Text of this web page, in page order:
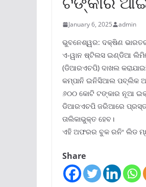
January 6, 2025 admin
ଭୁବନେଶ୍ୱର: ଦକ୍ଷିଣ ଭାରତର
ଏ-ୱାନ ଷ୍ଟିଲସ ଇଣ୍ଡିଆ
(ଡିଆରଏଚପି) ଦାଖଲ
କମ୍ପାନି ଇନିସିଆଲ ପବ୍ଲିକ
୬୦୦ କୋଟି ଟଙ୍କାର ନୂଆ
ଡିଆରଏଚପି ଜରିଆରେ
ତାଲିକାଭୁକ୍ତ ହେବ।
ଏହି ଅଫରର ବୁକ ରନିଂ ଲିଡ
Share